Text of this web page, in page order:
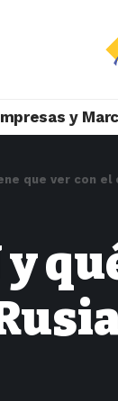
y
que ver con
y